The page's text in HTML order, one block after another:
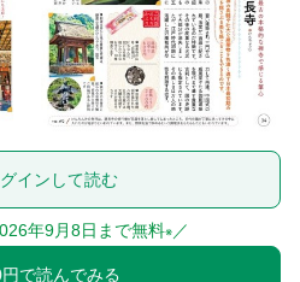
インして読む
年9月8日まで無料※ ／
で読んでみる